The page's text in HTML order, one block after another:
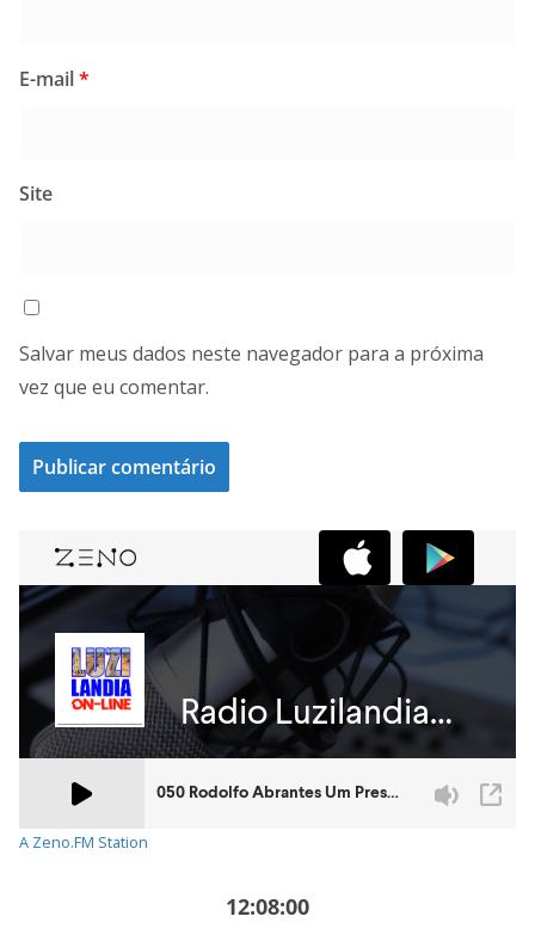
E-mail*
Site
Salvar meus dados neste navegador para a próxima
vez que eu comentar.
A Zeno.FM Station
12:08:00